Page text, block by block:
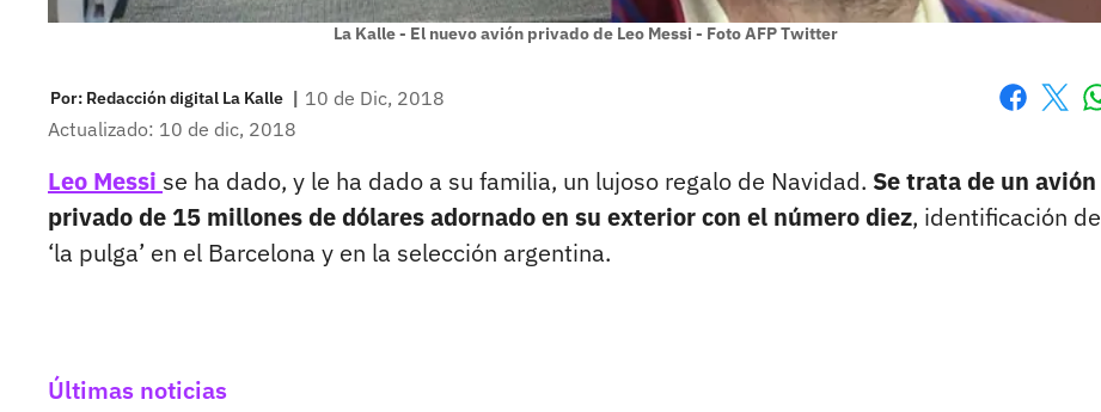
La Kalle - El nuevo avión privado de Leo Messi - Foto AFP Twitter
Por: Redacción digital La Kalle | 10 de Dic, 2018
Actualizado: 10 de dic, 2018
Leo Messi se ha dado, y le ha dado a su familia, un lujoso regalo de Navidad. Se trata de un avión
privado de 15 millones de dólares adornado en su exterior con el número diez, identificación de
‘la pulga’ en el Barcelona y en la selección argentina.
Últimas noticias